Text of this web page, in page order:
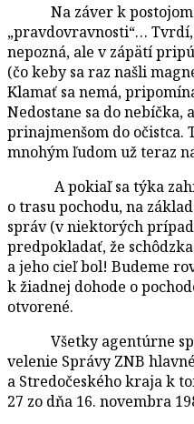
Na záver k postojom
„pravdovravnosti“…
nepozná, ale v zápätí
(čo keby sa raz našli
Klamať sa nemá,
Nedostane sa do nebíčka,
prinajmenšom do očistca.
mnohým ľudom už teraz
A pokiaľ sa týka
o trasu pochodu, na
správ (v niektorých
predpokladať, že
a jeho cieľ bol! Budeme
k žiadnej dohode o
otvorené.
Všetky agentúrne
velenie Správy ZNB
a Stredočeského kraja k
27 zo dňa 16. novembra